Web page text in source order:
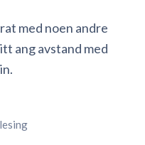
med noen andre
ang avstand med